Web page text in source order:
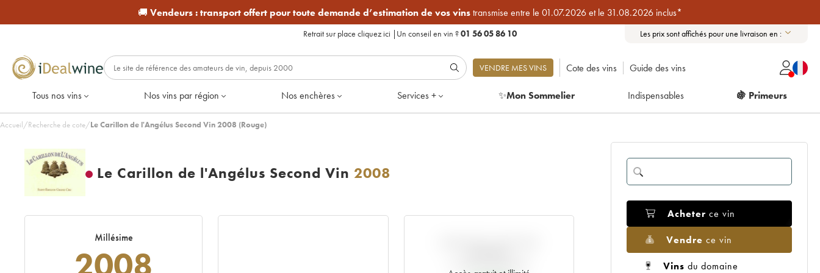
🚚 Vendeurs :transport offert pour toute demande d’estimation de vos vinstransmise entre le 01.07.2026 et le 31.08.2026 inclus*
Retrait sur place cliquez ici | Un conseil en vin ?01 56 05 86 10 Les prix sont affichés pour une livraison en :
VENDRE MES VINS Cote des vins Guide des vins
Tous nos vins Nos vins par région Nos enchères Services + ✨Mon Sommelier Indispensables 🍇 Primeurs
Accueil/Recherche de cote/Le Carillon de l'Angélus Second Vin 2008 (Rouge)
Le Carillon de l'Angélus Second Vin 2008
Millésime
Acheter ce vin
Vendre ce vin
Vins du domaine